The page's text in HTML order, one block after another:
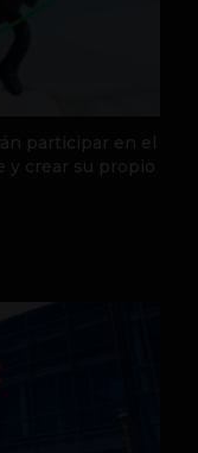
participar en el
y crear su propio